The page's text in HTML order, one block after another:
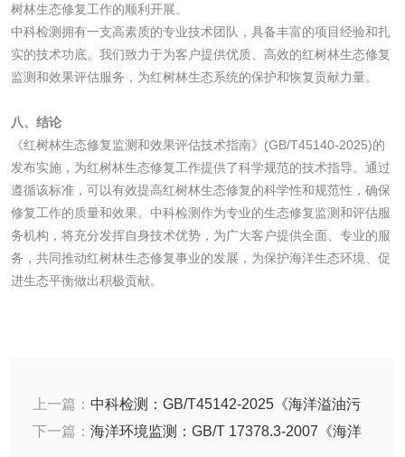
树林生态修复工作的顺利开展。
中科检测拥有一支高素质的专业技术团队，具备丰富的项目经验和扎
实的技术功底。我们致力于为客户提供优质、高效的红树林生态修复
监测和效果评估服务，为红树林生态系统的保护和恢复贡献力量。
八、结论
《红树林生态修复监测和效果评估技术指南》(GB/T45140-2025)的
发布实施，为红树林生态修复工作提供了科学规范的技术指导。通过
遵循该标准，可以有效提高红树林生态修复的科学性和规范性，确保
修复工作的质量和效果。中科检测作为专业的生态修复监测和评估服
务机构，将充分发挥自身技术优势，为广大客户提供全面、专业的服
务，共同推动红树林生态修复事业的发展，为保护海洋生态环境、促
进生态平衡做出积极贡献。
上一篇： 中科检测：GB/T45142-2025《海洋溢油污
染生态修复监测和效果评估技术指南》标准解读
下一篇： 海洋环境监测：GB/T 17378.3-2007《海洋
纸制品
纸巾纸检测 卫生纸检测
卫生纸原纸检测 口罩纸检测
一次性纸制品降解
性能评价
擦手纸检测
瓦楞纸板检测
急性吸入毒性试验 皮肤刺激试验